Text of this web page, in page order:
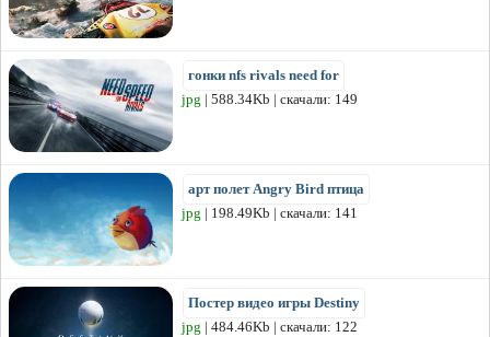
гонки nfs rivals need for
jpg | 588.34Kb | скачали: 149
арт полет Angry Bird птица
jpg | 198.49Kb | скачали: 141
Постер видео игры Destiny
jpg | 484.46Kb | скачали: 122